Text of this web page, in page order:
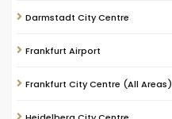
Darmstadt City Centre
Frankfurt Airport
Frankfurt City Centre (All Areas)